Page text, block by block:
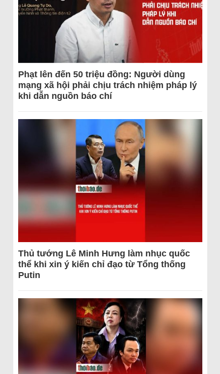
Phạt lên đến 50 triệu đồng: Người dùng
mạng xã hội phải chịu trách nhiệm pháp lý
khi dẫn nguồn báo chí
Thủ tướng Lê Minh Hưng làm nhục quốc
thể khi xin ý kiến chỉ đạo từ Tổng thống
Putin